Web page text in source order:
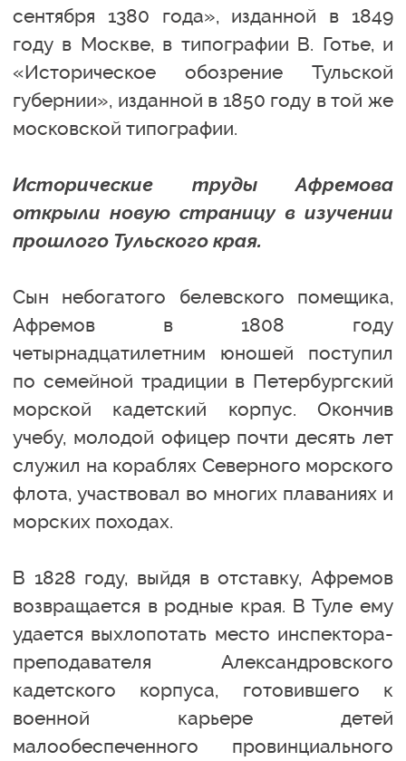
сентября 1380 года», изданной в 1849
году в Москве, в типографии В. Готье, и
«Историческое обозрение Тульской
губернии», изданной в 1850 году в той же
московской типографии.
Исторические труды Афремова
открыли новую страницу в изучении
прошлого Тульского края.
Сын небогатого белевского помещика,
Афремов в 1808 году
четырнадцатилетним юношей поступил
по семейной традиции в Петербургский
морской кадетский корпус. Окончив
учебу, молодой офицер почти десять лет
служил на кораблях Северного морского
флота, участвовал во многих плаваниях и
морских походах.
В 1828 году, выйдя в отставку, Афремов
возвращается в родные края. В Туле ему
удается выхлопотать место инспектора-
преподавателя Александровского
кадетского корпуса, готовившего к
военной карьере детей
малообеспеченного провинциального